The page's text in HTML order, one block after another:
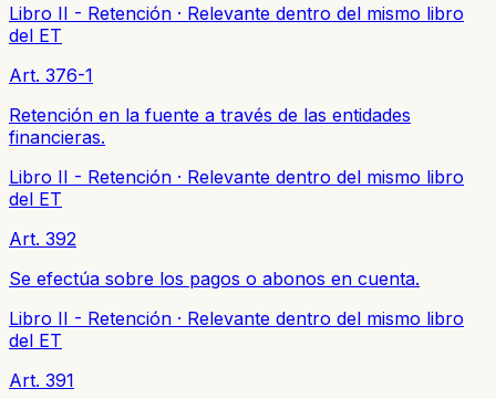
Libro II - Retención · Relevante dentro del mismo libro
del ET
Art. 376-1
Retención en la fuente a través de las entidades
financieras.
Libro II - Retención · Relevante dentro del mismo libro
del ET
Art. 392
Se efectúa sobre los pagos o abonos en cuenta.
Libro II - Retención · Relevante dentro del mismo libro
del ET
Art. 391